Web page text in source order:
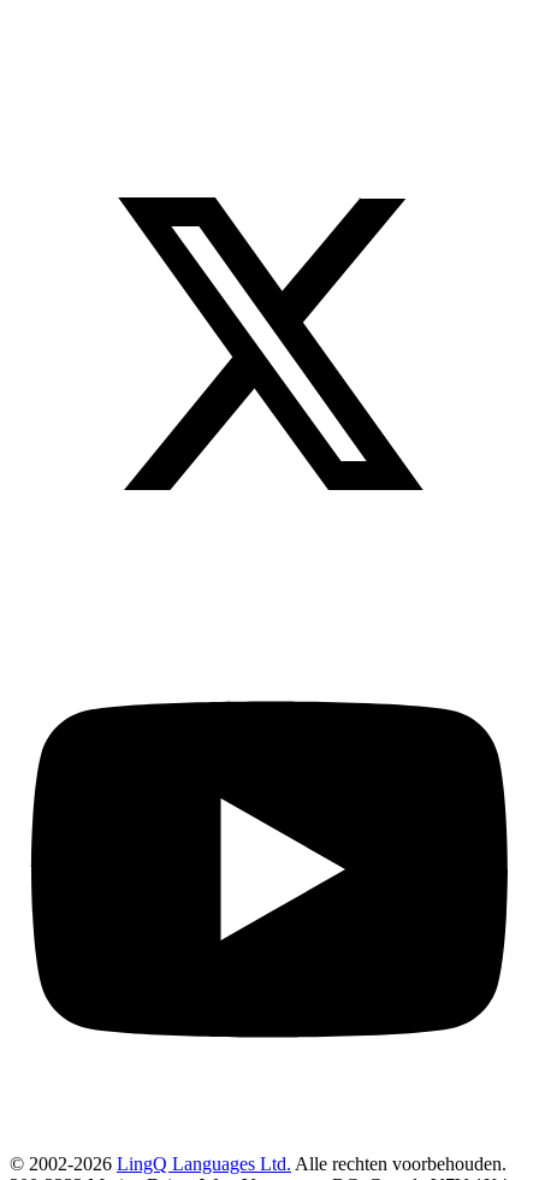
© 2002-2026 LingQ Languages Ltd. Alle rechten voorbehouden.